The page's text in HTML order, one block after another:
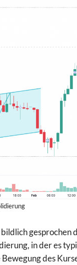
bildlich gesprochen
in der es
des